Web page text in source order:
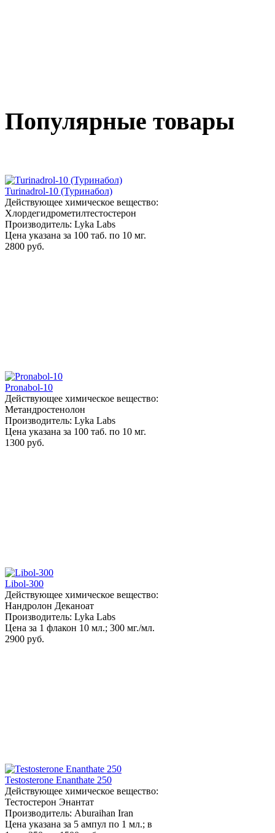
Популярные товары
Turinadrol-10 (Туринабол)
Действующее химическое вещество:
Хлордегидрометилтестостерон
Производитель: Lyka Labs
Цена указана за 100 таб. по 10 мг.
2800 руб.
Pronabol-10
Действующее химическое вещество:
Метандростенолон
Производитель: Lyka Labs
Цена указана за 100 таб. по 10 мг.
1300 руб.
Libol-300
Действующее химическое вещество:
Нандролон Деканоат
Производитель: Lyka Labs
Цена за 1 флакон 10 мл.; 300 мг./мл.
2900 руб.
Testosterone Enanthate 250
Действующее химическое вещество:
Тестостерон Энантат
Производитель: Aburaihan Iran
Цена указана за 5 ампул по 1 мл.; в